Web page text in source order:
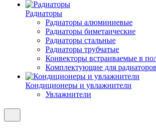
Радиаторы
Радиаторы алюминиевые
Радиаторы биметаические
Радиаторы стальные
Радиаторы трубчатые
Конвекторы встраиваемые в
Комплектующие для радиаторов
Кондиционеры и увлажнители
Увлажнители